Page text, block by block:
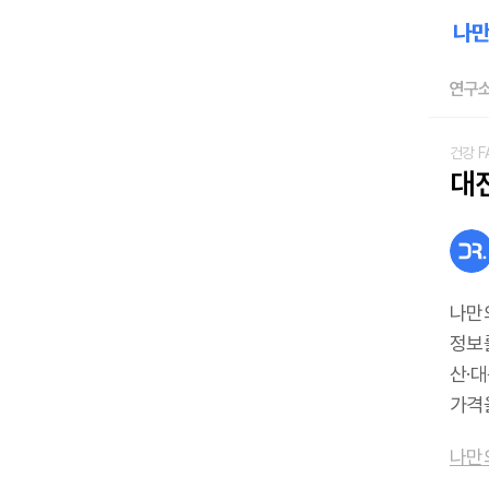
연구
건강
대
나만
정보
산·
가격
나만